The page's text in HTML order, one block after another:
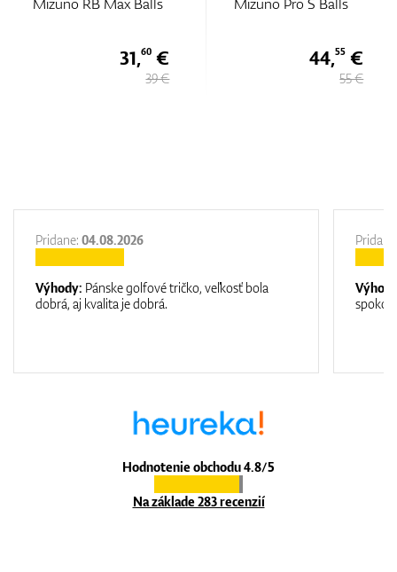
31,60 €
39 €
44,55 €
55 €
Hodnotenie obchodu 4.8/5
Na základe 283 recenzií
Pridane: 04.08.2026
Výhody: Pánske golfové tričko, veľkosť bola
dobrá, aj kvalita je dobrá.